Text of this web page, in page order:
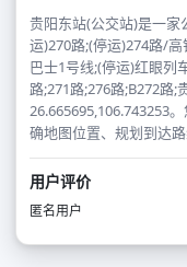
贵阳东站(公交站)是一
运)270路;(停运)274路/
巴士1号线;(停运)红眼列
路;271路;276路;B272路;
26.665695,106.743253
确地图位置、规划到达
用户评价
匿名用户